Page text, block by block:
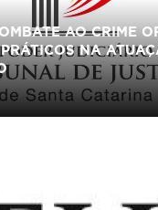
AO CRIME
NA